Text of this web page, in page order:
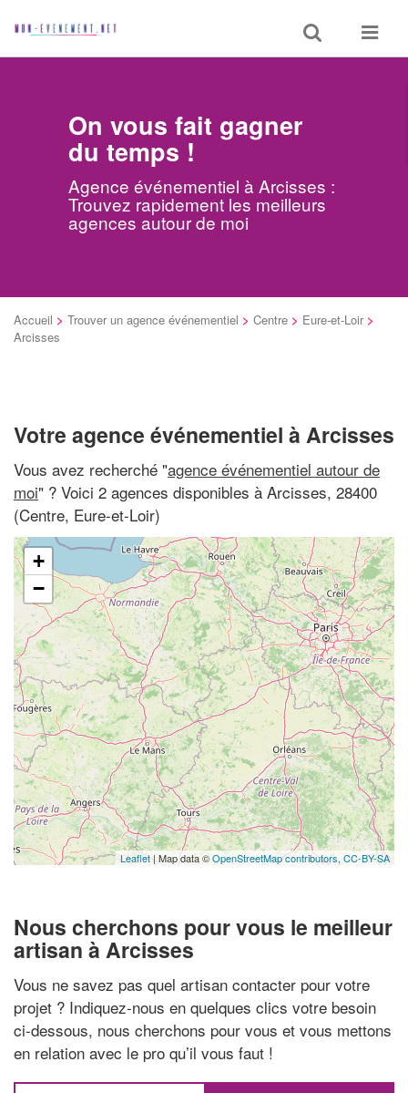
Toggle
search
Toggle
On vous fait gagner
du temps !
Agence événementiel à Arcisses :
Trouvez rapidement les meilleurs
agences autour de moi
Accueil > Trouver un agence événementiel > Centre > Eure-et-Loir >
Arcisses
Votre agence événementiel à Arcisses
Vous avez recherché "agence événementiel autour de
moi" ? Voici 2 agences disponibles à Arcisses, 28400
(Centre, Eure-et-Loir)
+
−
Leaflet | Map data ©OpenStreetMap contributors, CC-BY-SA
Nous cherchons pour vous le meilleur
artisan à Arcisses
Vous ne savez pas quel artisan contacter pour votre
projet ? Indiquez-nous en quelques clics votre besoin
ci-dessous, nous cherchons pour vous et vous mettons
en relation avec le pro qu’il vous faut !